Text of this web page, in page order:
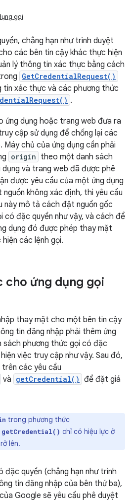
gọi
chẳng hạn như trình duyệt
các bên tin cậy khác thực hiện
lý thông tin xác thực bằng cách
GetCredentialRequest()
tin xác thực và các phương thức
.
ứng dụng hoặc trang web đưa ra
cập sử dụng để chống lại các
chủ của ứng dụng cần phải
origin theo một danh sách
và trang web đã được phê
được yêu cầu của một ứng dụng
không xác định, thì yêu cầu
này mô tả cách đặt nguồn gốc
có đặc quyền như vậy, và cách để
dụng đó được phép thay mặt
các lệnh gọi.
cho ứng dụng gọi
thay mặt cho một bên tin cậy
tin đăng nhập phải thêm ứng
sách phương thức gọi có đặc
việc truy cập như vậy. Sau đó,
trên các yêu cầu
và getCredential() để đặt giá
trong phương thức
getCredential() chỉ có hiệu lực ở
lên.
đặc quyền (chẳng hạn như trình
tin đăng nhập của bên thứ ba),
Google sẽ yêu cầu phê duyệt